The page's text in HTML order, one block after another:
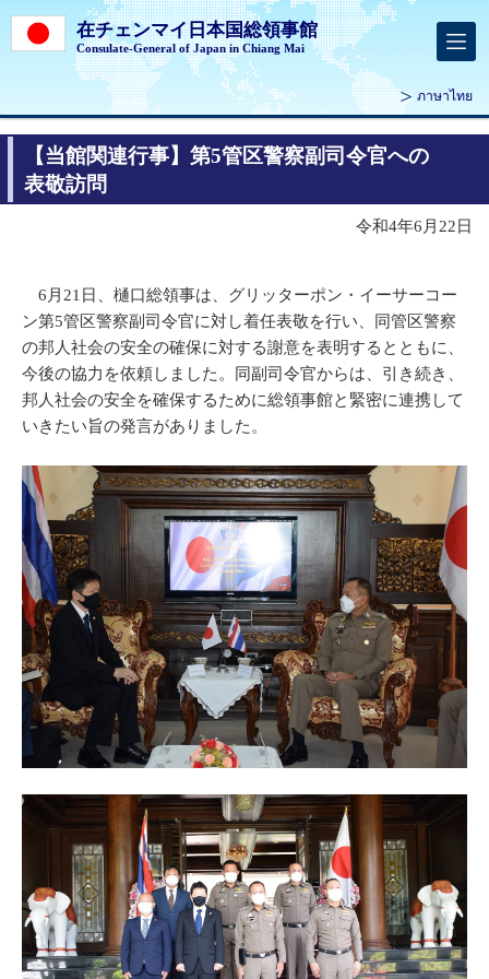
在チェンマイ日本国総領事館
Consulate-General of Japan in Chiang Mai
ภาษาไทย
【当館関連行事】第5管区警察副司令官への
表敬訪問
令和4年6月22日
6月21日、樋口総領事は、グリッターポン・イーサーコー
ン第5管区警察副司令官に対し着任表敬を行い、同管区警察
の邦人社会の安全の確保に対する謝意を表明するとともに、
今後の協力を依頼しました。同副司令官からは、引き続き、
邦人社会の安全を確保するために総領事館と緊密に連携して
いきたい旨の発言がありました。